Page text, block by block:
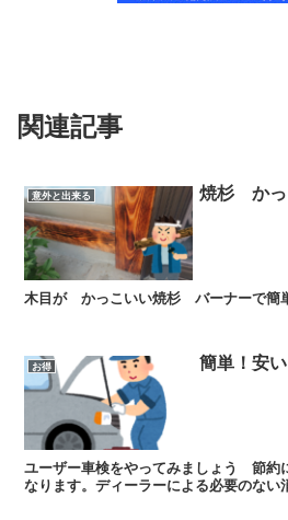
関連記事
意外と出来る 焼杉 かっ
木目が かっこいい焼杉 バーナーで簡
お得 簡単！安
ユーザー車検をやってみましょう 節約
なります。ディーラーによる必要のない